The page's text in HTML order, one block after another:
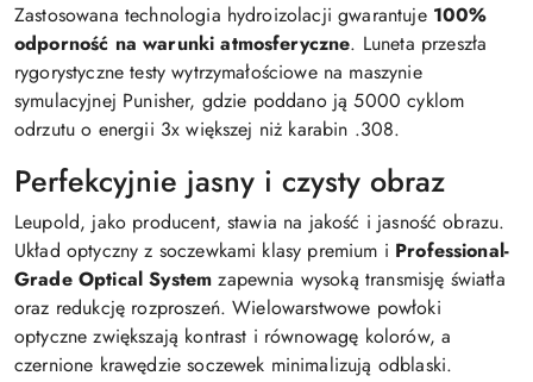
Zastosowana technologia hydroizolacji gwarantuje 100%
odporność na warunki atmosferyczne. Luneta przeszła
rygorystyczne testy wytrzymałościowe na maszynie
symulacyjnej Punisher, gdzie poddano ją 5000 cyklom
odrzutu o energii 3x większej niż karabin .308.
Perfekcyjnie jasny i czysty obraz
Leupold, jako producent, stawia na jakość i jasność obrazu.
Układ optyczny z soczewkami klasy premium i Professional-
Grade Optical System zapewnia wysoką transmisję światła
oraz redukcję rozproszeń. Wielowarstwowe powłoki
optyczne zwiększają kontrast i równowagę kolorów, a
czernione krawędzie soczewek minimalizują odblaski.